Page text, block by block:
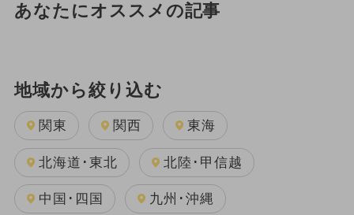
あなたにオススメの記事
地域から絞り込む
関東 関西 東海
北海道･東北 北陸･甲信越
中国･四国 九州･沖縄